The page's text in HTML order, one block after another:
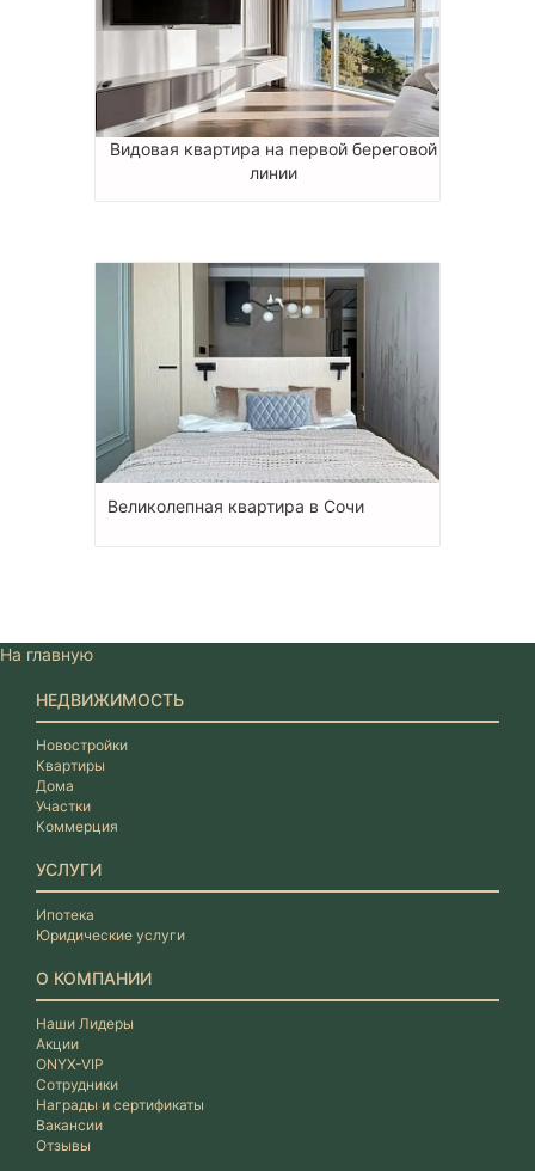
Видовая квартира на первой береговой
линии
Великолепная квартира в Сочи
На главную
НЕДВИЖИМОСТЬ
Новостройки
Квартиры
Дома
Участки
Коммерция
УСЛУГИ
Ипотека
Юридические услуги
О КОМПАНИИ
Наши Лидеры
Акции
ONYX-VIP
Сотрудники
Награды и сертификаты
Вакансии
Отзывы